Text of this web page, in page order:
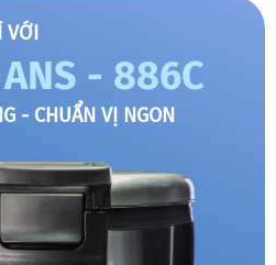
VỚI
- CHUẨN VỊ NGON
- 886C